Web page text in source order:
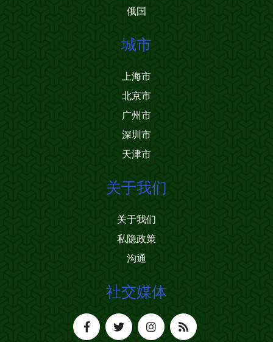
俄国
城市
上海市
北京市
广州市
深圳市
天津市
关于我们
关于我们
私隐政策
沟通
社交媒体